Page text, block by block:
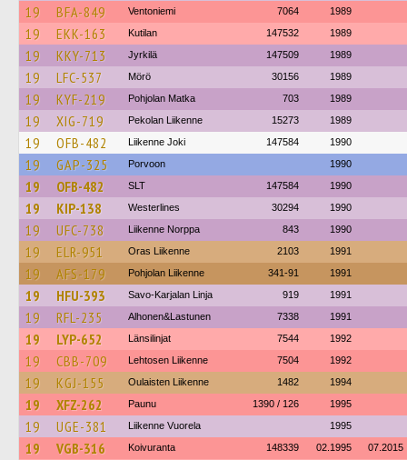
19 BFA-849 Ventoniemi 7064 1989
19 EKK-163 Kutilan 147532 1989
19 KKY-713 Jyrkilä 147509 1989
19 LFC-537 Mörö 30156 1989
19 KYF-219 Pohjolan Matka 703 1989
19 XIG-719 Pekolan Liikenne 15273 1989
19 OFB-482 Liikenne Joki 147584 1990
19 GAP-325 Porvoon 1990
19 OFB-482 SLT 147584 1990
19 KIP-138 Westerlines 30294 1990
19 UFC-738 Liikenne Norppa 843 1990
19 ELR-951 Oras Liikenne 2103 1991
19 AFS-179 Pohjolan Liikenne 341-91 1991
19 HFU-393 Savo-Karjalan Linja 919 1991
19 RFL-235 Alhonen&Lastunen 7338 1991
19 LYP-652 Länsilinjat 7544 1992
19 CBB-709 Lehtosen Liikenne 7504 1992
19 KGJ-155 Oulaisten Liikenne 1482 1994
19 XFZ-262 Paunu 1390 / 126 1995
19 UGE-381 Liikenne Vuorela 1995
19 VGB-316 Koivuranta 148339 02.1995 07.2015